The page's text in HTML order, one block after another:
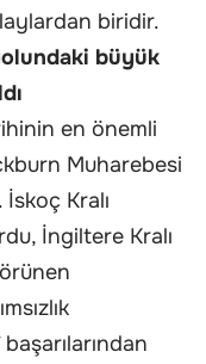
biridir.
büyük
en önemli
Muharebesi
Kralı
İngiltere Kralı